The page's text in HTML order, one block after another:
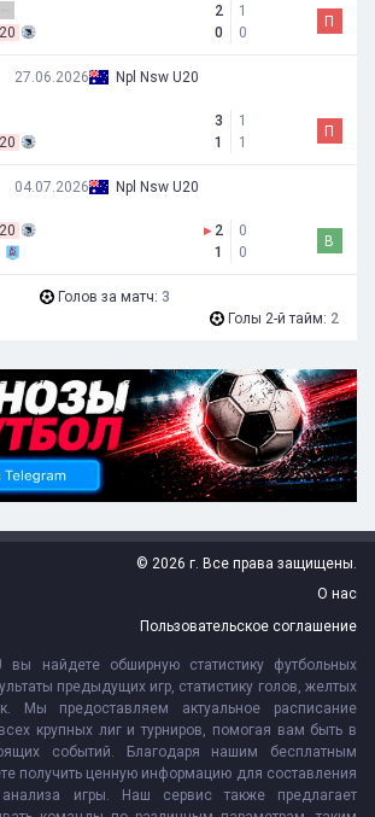
2
0
1
0
П
27.06.2026 Npl Nsw U20
3
1
1
1
П
04.07.2026 Npl Nsw U20
▸ 2
1
0
0
В
Голов за матч: 3
Голы 2-й тайм: 2
© 2026 г. Все права защищены.
О нас
Пользовательское соглашение
вы найдете обширную статистику футбольных
предыдущих игр, статистику голов, желтых
Мы предоставляем актуальное расписание
крупных лиг и турниров, помогая вам быть в
событий. Благодаря нашим бесплатным
получить ценную информацию для составления
игры. Наш сервис также предлагает